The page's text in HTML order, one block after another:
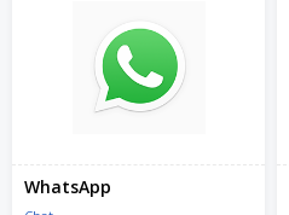
WhatsApp